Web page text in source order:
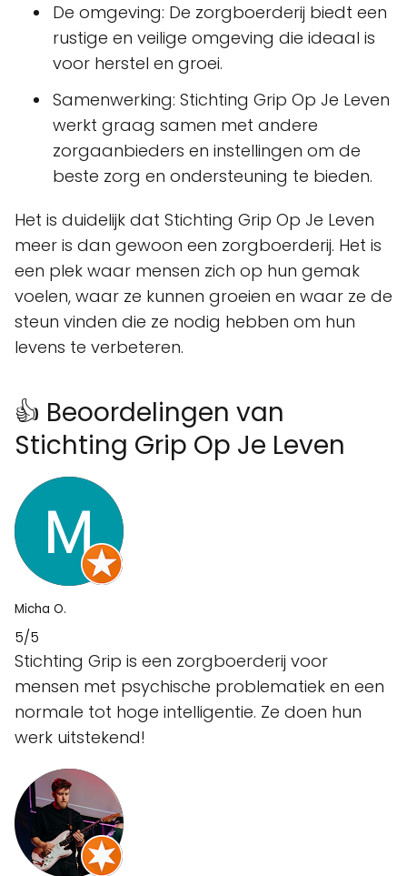
De omgeving: De zorgboerderij biedt een
rustige en veilige omgeving die ideaal is
voor herstel en groei.
Samenwerking: Stichting Grip Op Je Leven
werkt graag samen met andere
zorgaanbieders en instellingen om de
beste zorg en ondersteuning te bieden.
Het is duidelijk dat Stichting Grip Op Je Leven
meer is dan gewoon een zorgboerderij. Het is
een plek waar mensen zich op hun gemak
voelen, waar ze kunnen groeien en waar ze de
steun vinden die ze nodig hebben om hun
levens te verbeteren.
👍 Beoordelingen van
Stichting Grip Op Je Leven
Micha O.
5/5
Stichting Grip is een zorgboerderij voor
mensen met psychische problematiek en een
normale tot hoge intelligentie. Ze doen hun
werk uitstekend!